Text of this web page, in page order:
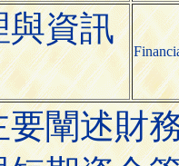
與資訊
要闡述財